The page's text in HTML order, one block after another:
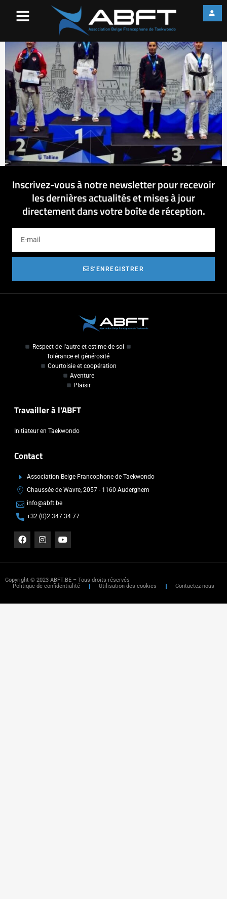
Inscrivez-vous à notre newsletter pour recevoir
les dernières actualités et mises à jour
directement dans votre boîte de réception.
S'ENREGISTRER
Respect de l'autre et estime de soi
Tolérance et générosité
Courtoisie et coopération
Aventure
Plaisir
Travailler à l'ABFT
Initiateur en Taekwondo
Contact
Association Belge Francophone de Taekwondo
Chaussée de Wavre, 2057 - 1160 Auderghem
info@abft.be
+32 (0)2 347 34 77
Copyright © 2023 ABFT.BE – Tous droits réservés
Politique de confidentialité
Utilisation des cookies Contactez-nous